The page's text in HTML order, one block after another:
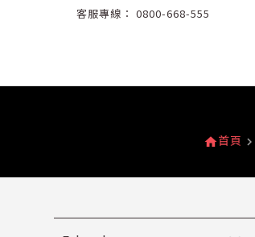
客服專線： 0800-668-555
home首頁 navigate_next